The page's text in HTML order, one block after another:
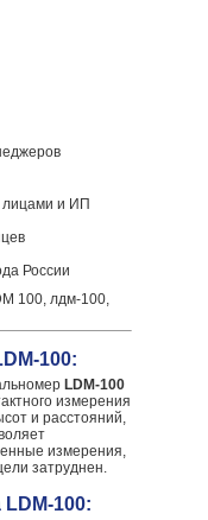
лицами и ИП
России
100, лдм-100,
100:
LDM-100
измерения
и расстояний,
измерения,
затруднен.
100: